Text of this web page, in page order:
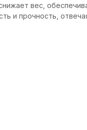
вес,
и прочность,